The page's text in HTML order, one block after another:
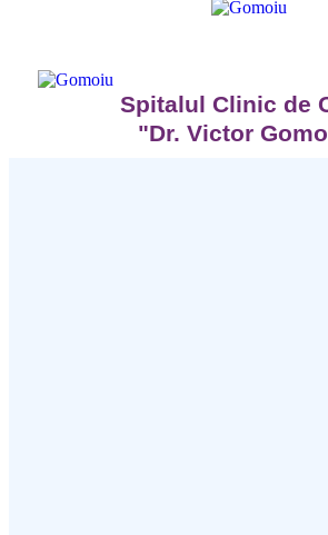
Spitalul Clinic de
"Dr. Victor